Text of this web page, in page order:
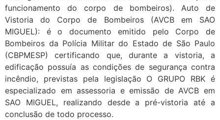
funcionamento do corpo de bombeiros). Auto de
Vistoria do Corpo de Bombeiros (AVCB em SAO
MIGUEL): é o documento emitido pelo Corpo de
Bombeiros da Polícia Militar do Estado de São Paulo
(CBPMESP) certificando que, durante a vistoria, a
edificação possuía as condições de segurança contra
incêndio, previstas pela legislação O GRUPO RBK é
especializado em assessoria e emissão de AVCB em
SAO MIGUEL, realizando desde a pré-vistoria até a
conclusão de todo processo.